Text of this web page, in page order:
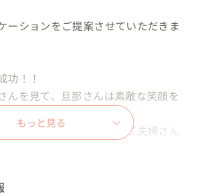
ーションをご提案させていただきま
功！！
んを見て、旦那さんは素敵な笑顔を
るまで本当に可愛らしいご夫婦さん
もっと見る